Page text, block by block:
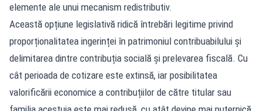
elemente ale unui mecanism redistributiv.
Această opțiune legislativă ridică întrebări legitime privind
proporționalitatea ingerinței în patrimoniul contribuabilului și
delimitarea dintre contribuția socială și prelevarea fiscală. Cu
cât perioada de cotizare este extinsă, iar posibilitatea
valorificării economice a contribuțiilor de către titular sau